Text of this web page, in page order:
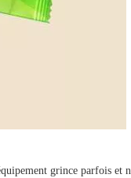
grince parfois et